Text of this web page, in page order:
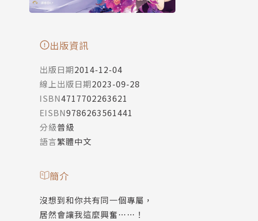
出版資訊
出版日期2014-12-04
線上出版日期2023-09-28
ISBN4717702263621
EISBN9786263561441
分級普級
語言繁體中文
簡介
沒想到和你共有同一個專屬，
居然會讓我這麼興奮……！